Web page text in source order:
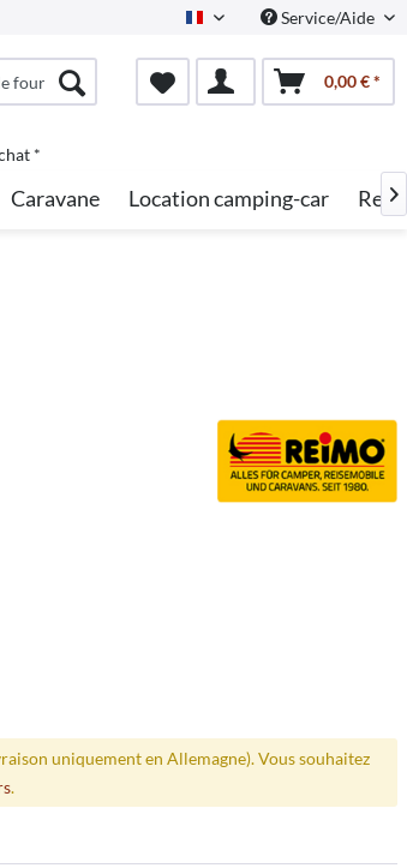
French Service/Aide
0,00 € *
*
Caravane Location camping-car 
uniquement en Allemagne). Vous souhaitez
.